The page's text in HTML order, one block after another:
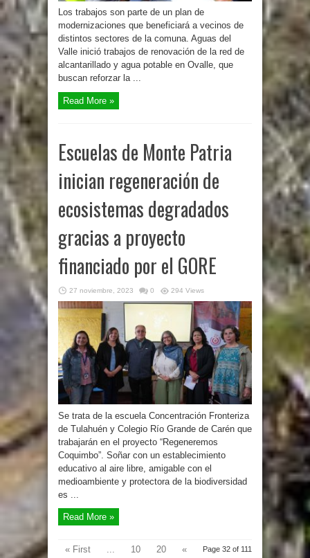
Los trabajos son parte de un plan de
modernizaciones que beneficiará a vecinos de
distintos sectores de la comuna. Aguas del
Valle inició trabajos de renovación de la red de
alcantarillado y agua potable en Ovalle, que
buscan reforzar la ...
Read More »
Escuelas de Monte Patria
inician regeneración de
ecosistemas degradados
gracias a proyecto
financiado por el GORE
27 noviembre, 2023 0 294 Views
Se trata de la escuela Concentración Fronteriza
de Tulahuén y Colegio Río Grande de Carén que
trabajarán en el proyecto “Regeneremos
Coquimbo”. Soñar con un establecimiento
educativo al aire libre, amigable con el
medioambiente y protectora de la biodiversidad
es ...
Read More »
Page 32 of 111
« First ... 10 20
«